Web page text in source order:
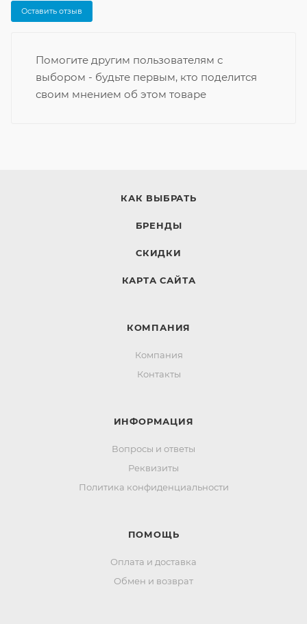
Оставить отзыв
Помогите другим пользователям с
выбором - будьте первым, кто поделится
своим мнением об этом товаре
КАК ВЫБРАТЬ
БРЕНДЫ
СКИДКИ
КАРТА САЙТА
КОМПАНИЯ
Компания
Контакты
ИНФОРМАЦИЯ
Вопросы и ответы
Реквизиты
Политика конфиденциальности
ПОМОЩЬ
Оплата и доставка
Обмен и возврат